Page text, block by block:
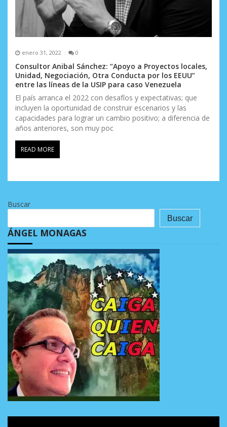
enero 31, 2022 0
Consultor Anibal Sánchez: “Apoyo a Proyectos locales,
Unidad, Negociación, Otra Conducta por los EEUU”
entre las líneas de la USIP para caso Venezuela
El país arranca el 2022 con desafíos y expectativas; que
incluyen la oportunidad de construir escenarios y las
capacidades para lograr un cambio positivo; a diferencia de
años anteriores, son muy poc
READ MORE
Buscar
Buscar
ÁNGEL MONAGAS